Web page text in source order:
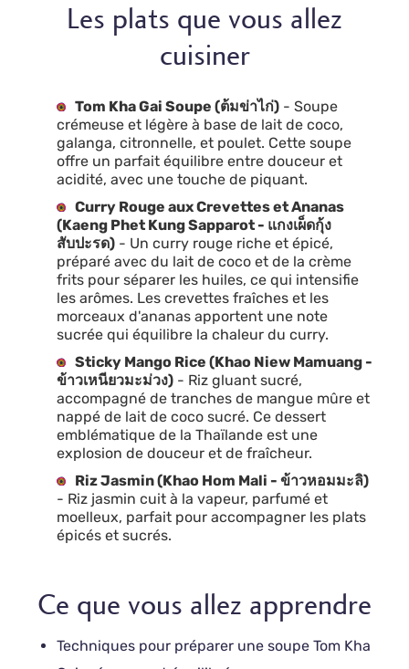
Les plats que vous allez
cuisiner
Tom Kha Gai Soupe (ต้มข่าไก่) - Soupe
crémeuse et légère à base de lait de coco,
galanga, citronnelle, et poulet. Cette soupe
offre un parfait équilibre entre douceur et
acidité, avec une touche de piquant.
Curry Rouge aux Crevettes et Ananas
(Kaeng Phet Kung Sapparot - แกงเผ็ดกุ้ง
สับปะรด) - Un curry rouge riche et épicé,
préparé avec du lait de coco et de la crème
frits pour séparer les huiles, ce qui intensifie
les arômes. Les crevettes fraîches et les
morceaux d'ananas apportent une note
sucrée qui équilibre la chaleur du curry.
Sticky Mango Rice (Khao Niew Mamuang -
ข้าวเหนียวมะม่วง) - Riz gluant sucré,
accompagné de tranches de mangue mûre et
nappé de lait de coco sucré. Ce dessert
emblématique de la Thaïlande est une
explosion de douceur et de fraîcheur.
Riz Jasmin (Khao Hom Mali - ข้าวหอมมะลิ)
- Riz jasmin cuit à la vapeur, parfumé et
moelleux, parfait pour accompagner les plats
épicés et sucrés.
Ce que vous allez apprendre
Techniques pour préparer une soupe Tom Kha